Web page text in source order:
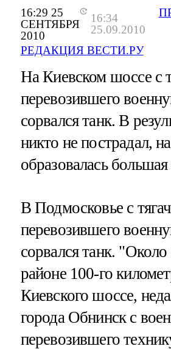
16:29 25
СЕНТЯБРЯ
2010
16:34
25.09.2010
РЕДАКЦИЯ ВЕСТИ.РУ
На Киевском шоссе с
перевозившего
сорвался танк. В
никто не пострадал,
образовалась
В Подмосковье с
перевозившего
сорвался танк.
районе 100-го
Киевского шоссе,
города Обнинск с
перевозившего